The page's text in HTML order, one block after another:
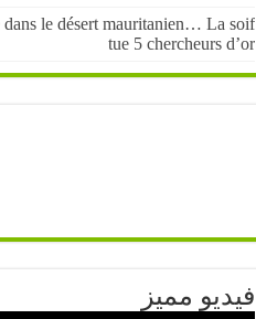
dans le désert mauritanien… La soif
tue 5 chercheurs d’or
فيديو مميز